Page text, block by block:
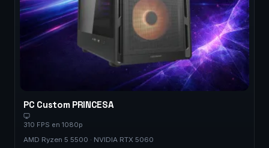
PC Custom PRINCESA
310 FPS en 1080p
AMD Ryzen 5 5500 · NVIDIA RTX 5060
GORILLA SETUPS
Fuera de horario